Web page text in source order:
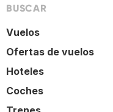
BUSCAR
Vuelos
Ofertas de vuelos
Hoteles
Coches